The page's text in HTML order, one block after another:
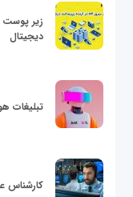
دیجیتال
تبلیغات
کارشناس